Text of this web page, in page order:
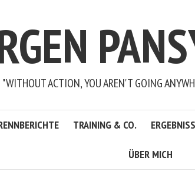
"WITHOUT ACTION, YOU AREN'T GOING
TRAINING & CO.
ÜBER MICH